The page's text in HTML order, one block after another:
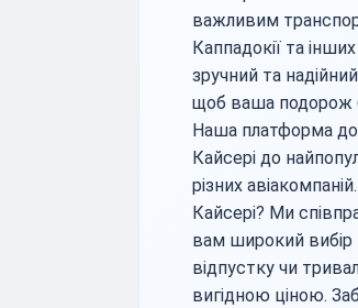
важливим
Каппадокії та
зручний та
щоб ваша подорож
Наша платформа
Кайсері до
різних
Кайсері? Ми
вам широкий вибір
відпустку чи
вигідною ціною.